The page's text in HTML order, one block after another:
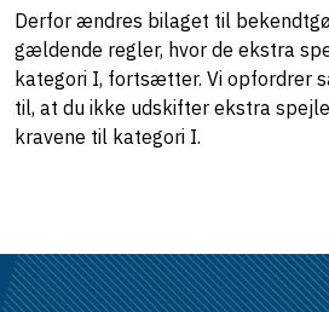
Derfor ændres bilaget til
gældende regler, hvor de ekstra
kategori I, fortsætter. Vi opfordrer
til, at du ikke udskifter ekstra
kravene til kategori I.